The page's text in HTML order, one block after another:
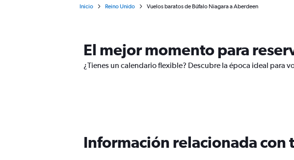
Inicio Reino Unido Vuelos baratos de Búfalo Niagara a Aberdeen
El mejor momento para
¿Tienes un calendario flexible? Descubre la época ideal para
Información relacionada con